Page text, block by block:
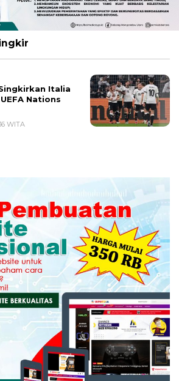
Italia
Nations
WITA